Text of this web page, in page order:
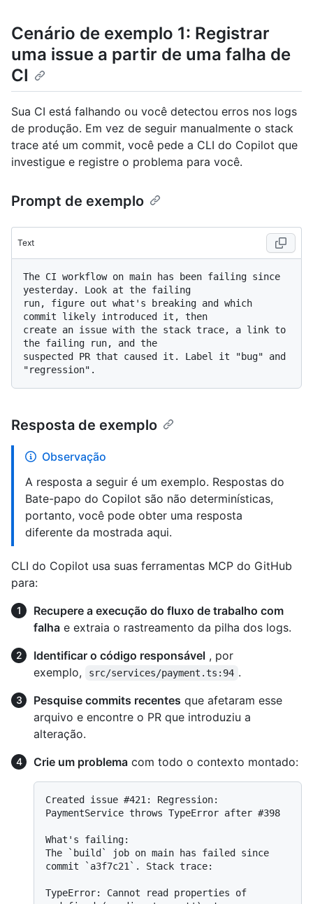
Cenário de exemplo 1: Registrar
uma issue a partir de uma falha de
CI
Sua CI está falhando ou você detectou erros nos logs
de produção. Em vez de seguir manualmente o stack
trace até um commit, você pede a CLI do Copilot que
investigue e registre o problema para você.
Prompt de exemplo
Text
The CI workflow on main has been failing since
yesterday. Look at the failing
run, figure out what's breaking and which
commit likely introduced it, then
create an issue with the stack trace, a link to
the failing run, and the
suspected PR that caused it. Label it "bug" and
Resposta de exemplo
Observação
A resposta a seguir é um exemplo. Respostas do
Bate-papo do Copilot são não determinísticas,
portanto, você pode obter uma resposta
diferente da mostrada aqui.
CLI do Copilot usa suas ferramentas MCP do GitHub
para:
Recupere a execução do fluxo de trabalho com
falha e extraia o rastreamento da pilha dos logs.
Identificar o código responsável , por
exemplo,
src/services/payment.ts:94 .
Pesquise commits recentes que afetaram esse
arquivo e encontre o PR que introduziu a
alteração.
Crie um problema com todo o contexto montado:
Created issue #421: Regression:
PaymentService throws TypeError after #398
What's failing:
The `build` job on main has failed since
commit `a3f7c21`. Stack trace:
TypeError: Cannot read properties of